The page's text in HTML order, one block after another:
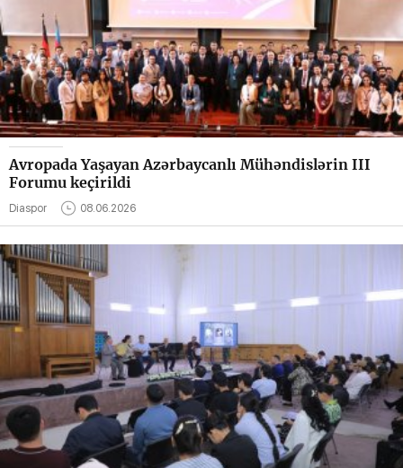
Avropada Yaşayan Azərbaycanlı Mühəndislərin III
Forumu keçirildi
Diaspor 08.06.2026